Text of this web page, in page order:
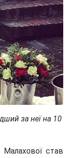
за неї на 10
Малахової став